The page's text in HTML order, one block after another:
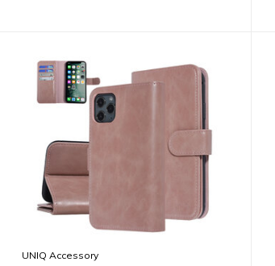
UNIQ Accessory